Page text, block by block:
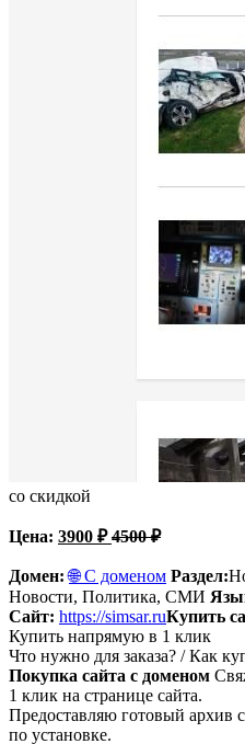
со скидкой
Цена: 3900 ₽ 4500₽
Домен: 🌐 С доменом Раздел:
Новости, Политика, СМИ
Сайт: https://simsar.ruКупить
Купить напрямую в 1 клик
Что нужно для заказа? / Как
Покупка сайта с доменом
1 клик на странице сайта.
Предоставляю готовый архив
по установке.